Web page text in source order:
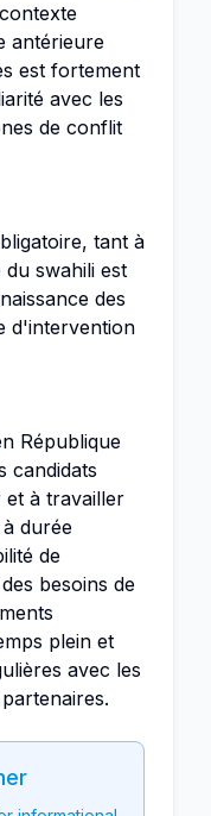
antérieure
est fortement
avec les
de conflit
tant à
swahili est
des
d'intervention
République
candidats
et à travailler
durée
de
besoins de
plein et
avec les